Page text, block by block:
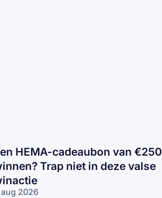
HEMA-cadeaubon van €250
Trap niet in deze valse
2026